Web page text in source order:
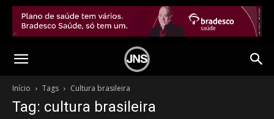
Início Tags Cultura brasileira
Tag: cultura brasileira